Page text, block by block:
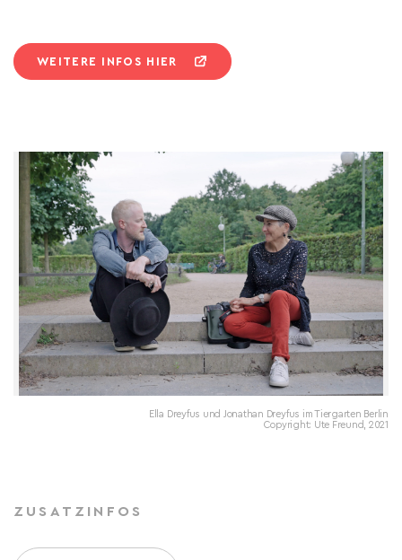
WEITERE INFOS HIER
Ella Dreyfus und Jonathan Dreyfus im Tiergarten Berlin
Copyright: Ute Freund, 2021
ZUSATZINFOS